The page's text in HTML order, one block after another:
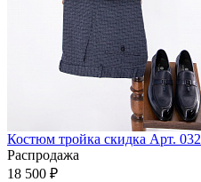
Костюм тройка скидка Арт. 032
Распродажа
18 500 ₽